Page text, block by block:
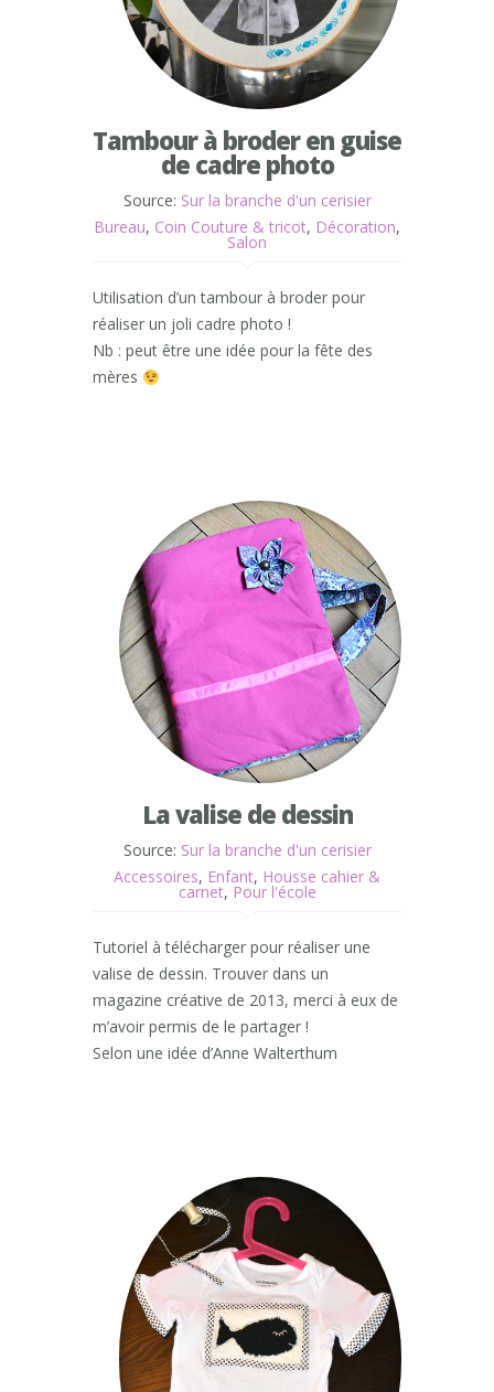
Tambour à broder en guise
de cadre photo
Source: Sur la branche d'un cerisier
Bureau, Coin Couture & tricot, Décoration,
Salon
Utilisation d’un tambour à broder pour
réaliser un joli cadre photo !
Nb : peut être une idée pour la fête des
mères
La valise de dessin
Source: Sur la branche d'un cerisier
Accessoires, Enfant, Housse cahier &
carnet, Pour l'école
Tutoriel à télécharger pour réaliser une
valise de dessin. Trouver dans un
magazine créative de 2013, merci à eux de
m’avoir permis de le partager !
Selon une idée d’Anne Walterthum